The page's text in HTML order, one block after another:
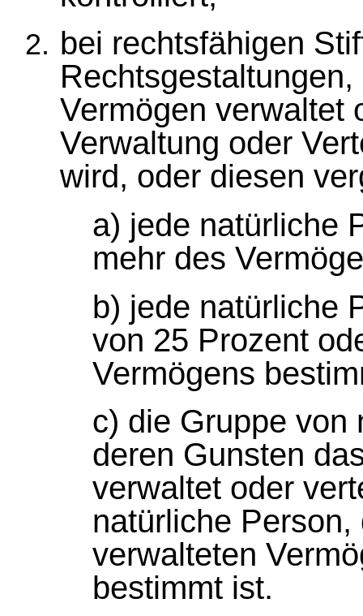
bei rechtsfähigen
Vermögen verwaltet
Verwaltung oder
wird, oder diesen
a) jede natürliche
mehr des
b) jede natürliche
von 25 Prozent
Vermögens
c) die Gruppe von
deren Gunsten
verwaltet oder
natürliche
verwalteten
bestimmt ist.